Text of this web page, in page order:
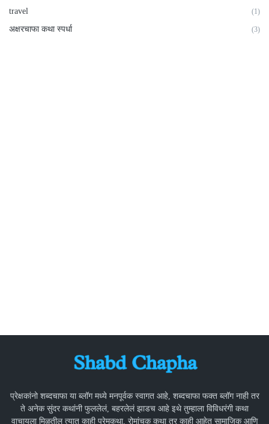
travel (1)
अक्षरचाफा कथा स्पर्धा (3)
प्रेक्षकांनो शब्दचाफा या ब्लॉग मध्ये मनपूर्वक स्वागत आहे, शब्दचाफा फक्त ब्लॉग नाही तर
ते अनेक सुंदर कथांनी फुललेलं, बहरलेलं झाडच आहे इथे तुम्हाला विविधरंगी कथा
वाचायला मिळतील त्यात काही प्रेमकथा, रोमांचक कथा तर काही आहेत सामाजिक आणि